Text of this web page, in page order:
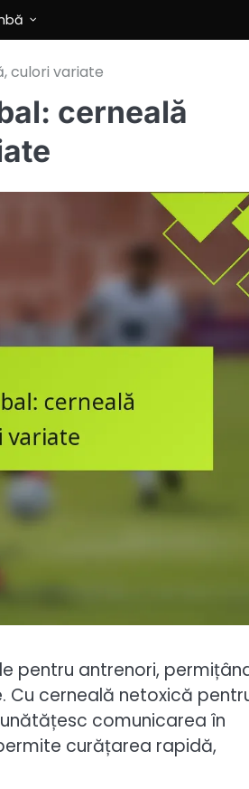
culori variate
cerneală
pentru antrenori,
Cu cerneală netoxică
comunicarea în
curățarea rapidă,